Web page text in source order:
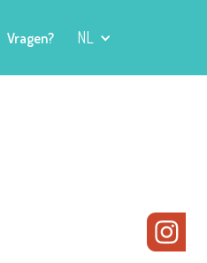
Vragen? NL